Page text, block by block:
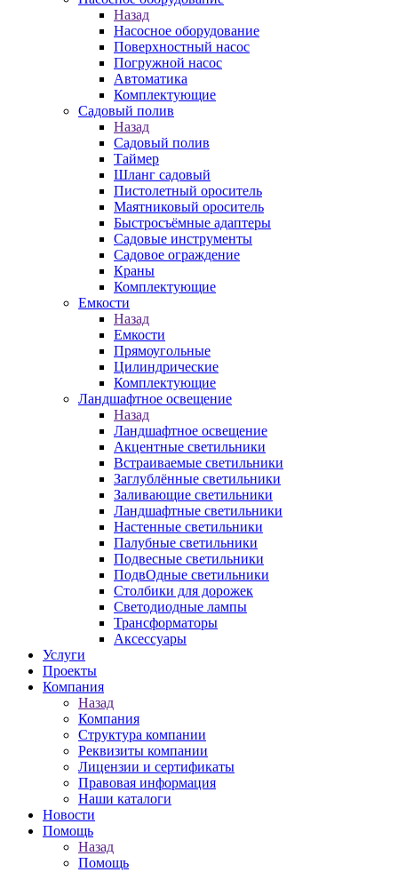
Назад
Насосное оборудование
Поверхностный насос
Погружной насос
Автоматика
Комплектующие
Садовый полив
Назад
Садовый полив
Таймер
Шланг садовый
Пистолетный ороситель
Маятниковый ороситель
Быстросъёмные адаптеры
Садовые инструменты
Садовое ограждение
Краны
Комплектующие
Емкости
Назад
Емкости
Прямоугольные
Цилиндрические
Комплектующие
Ландшафтное освещение
Назад
Ландшафтное освещение
Акцентные светильники
Встраиваемые светильники
Заглублённые светильники
Заливающие светильники
Ландшафтные светильники
Настенные светильники
Палубные светильники
Подвесные светильники
ПодвОдные светильники
Столбики для дорожек
Светодиодные лампы
Трансформаторы
Аксессуары
Услуги
Проекты
Компания
Назад
Компания
Структура компании
Реквизиты компании
Лицензии и сертификаты
Правовая информация
Наши каталоги
Новости
Помощь
Назад
Помощь